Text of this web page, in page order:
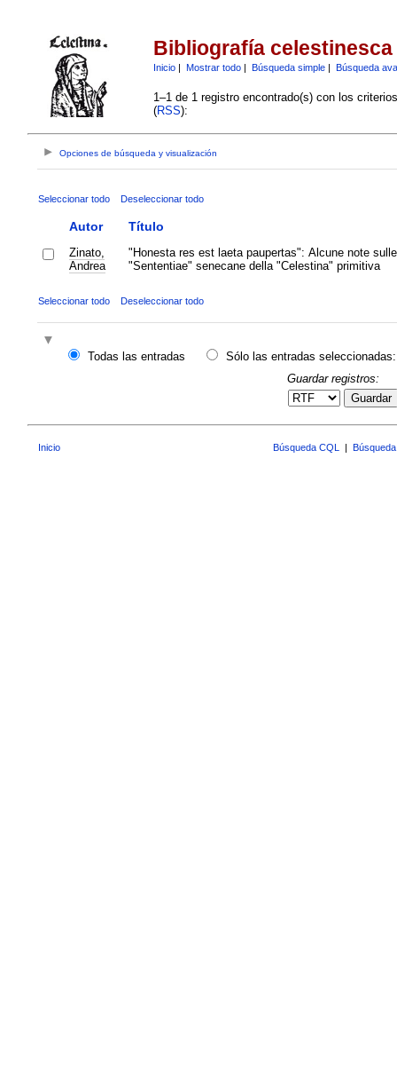
Bibliografía celestinesca
Inicio| Mostrar todo| Búsqueda simple| Búsqueda
1–1 de 1 registro encontrado(s) con los
(RSS):
Opciones de búsqueda y visualización
Seleccionar todo Deseleccionar todo
Autor Título
Zinato,
Andrea
"Honesta res est laeta paupertas": Alcune note sulle
"Sententiae" senecane della "Celestina" primitiva
Seleccionar todo Deseleccionar todo
Todas las entradas
Sólo las entradas seleccionadas:
Guardar registros:
Guardar
Inicio Búsqueda CQL